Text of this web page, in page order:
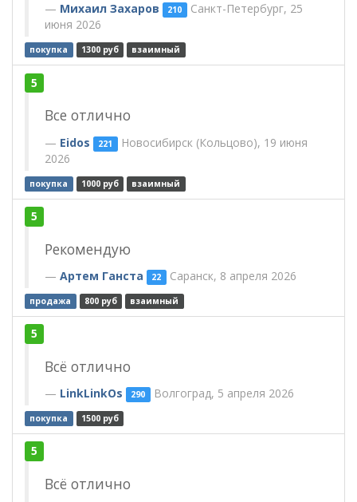
Михаил Захаров 210 Санкт-Петербург, 25
июня 2026
покупка 1300 руб взаимный
5
Все отлично
Eidos 221 Новосибирск (Кольцово), 19 июня
2026
покупка 1000 руб взаимный
5
Рекомендую
Артем Ганста 22 Саранск, 8 апреля 2026
продажа 800 руб взаимный
5
Всё отлично
LinkLinkOs 290 Волгоград, 5 апреля 2026
покупка 1500 руб
5
Всё отлично